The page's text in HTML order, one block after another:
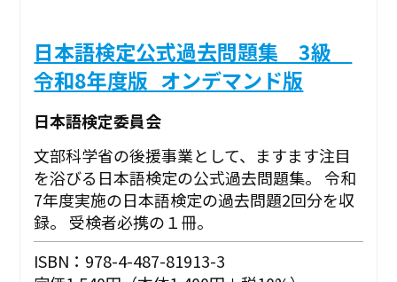
日本語検定公式過去問題集 3級
令和8年度版_オンデマンド版
日本語検定委員会
文部科学省の後援事業として、ますます注目
を浴びる日本語検定の公式過去問題集。 令和
7年度実施の日本語検定の過去問題2回分を収
録。 受検者必携の１冊。
ISBN：978-4-487-81913-3